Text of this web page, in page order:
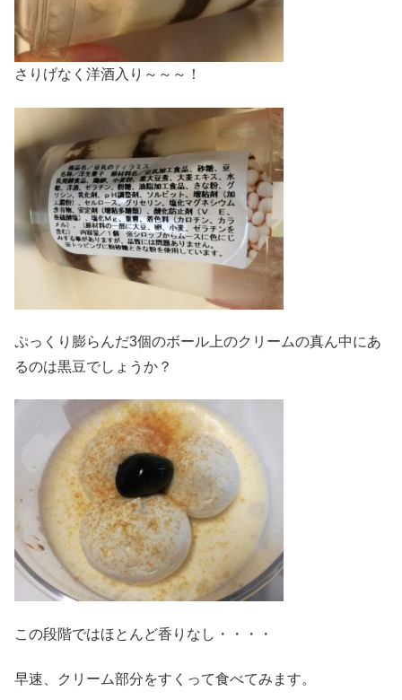
さりげなく洋酒入り～～～！
ぷっくり膨らんだ3個のボール上のクリームの真ん中にあ
るのは黒豆でしょうか？
この段階ではほとんど香りなし・・・・
早速、クリーム部分をすくって食べてみます。